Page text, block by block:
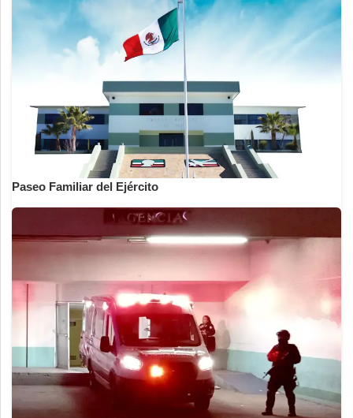
Paseo Familiar del Ejército